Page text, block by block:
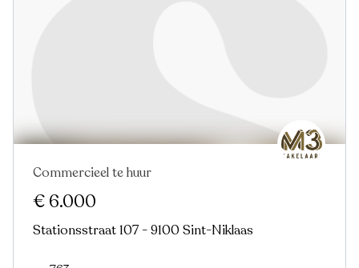
Virtual tour
Commercieel te huur
€ 6.000
Stationsstraat 107 - 9100 Sint-Niklaas